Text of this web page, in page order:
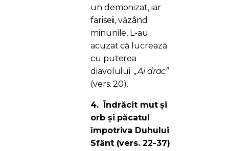
un demonizat, iar
fariseii, văzând
minunile, L-au
acuzat că lucrează
cu puterea
diavolului:„Ai drac”
(vers. 20).
4. Îndrăcit mut și
orb și păcatul
împotriva Duhului
Sfânt (vers. 22-37)